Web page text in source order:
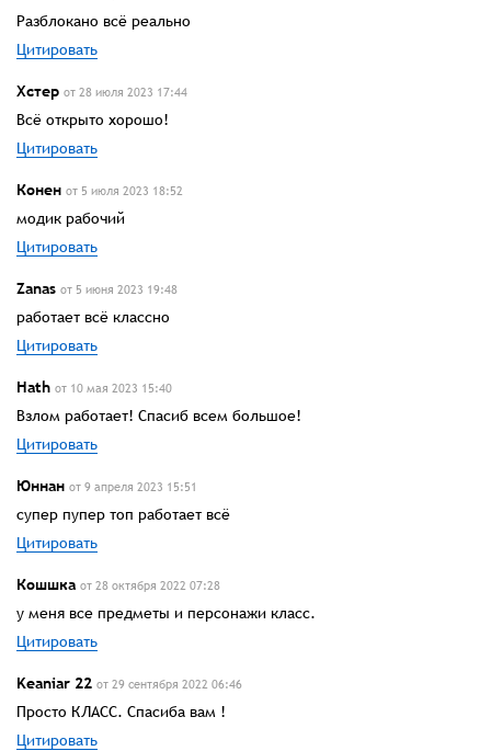
Разблокано всё реально
Цитировать
Хстер от 28 июля 2023 17:44
Всё открыто хорошо!
Цитировать
Конен от 5 июля 2023 18:52
модик рабочий
Цитировать
Zanas от 5 июня 2023 19:48
работает всё классно
Цитировать
Hath от 10 мая 2023 15:40
Взлом работает! Спасиб всем большое!
Цитировать
Юннан от 9 апреля 2023 15:51
супер пупер топ работает всё
Цитировать
Кошшка от 28 октября 2022 07:28
у меня все предметы и персонажи класс.
Цитировать
Keaniar 22 от 29 сентября 2022 06:46
Просто КЛАСС. Спасиба вам !
Цитировать